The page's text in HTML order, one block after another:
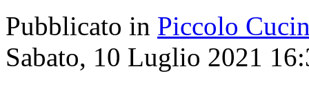
Pubblicato in Piccolo
Sabato, 10 Luglio 2021